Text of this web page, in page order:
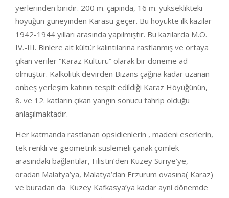
yerlerinden biridir. 200 m. çapında, 16 m. yükseklikteki
höyüğün güneyinden Karasu geçer. Bu höyükte ilk kazılar
1942-1944 yılları arasında yapılmıştır. Bu kazılarda M.Ö.
IV.-III. Binlere ait kültür kalıntılarına rastlanmış ve ortaya
çıkan veriler “Karaz Kültürü” olarak bir döneme ad
olmuştur. Kalkolitik devirden Bizans çağına kadar uzanan
onbeş yerleşim katının tespit edildiği Karaz Höyüğünün,
8. ve 12. katların çıkan yangın sonucu tahrip olduğu
anlaşılmaktadır.
Her katmanda rastlanan opsidienlerin , madeni eserlerin,
tek renkli ve geometrik süslemeli çanak çömlek
arasındaki bağlantılar, Filistin’den Kuzey Suriye’ye,
oradan Malatya’ya, Malatya’dan Erzurum ovasına( Karaz)
ve buradan da Kuzey Kafkasya’ya kadar ayni dönemde